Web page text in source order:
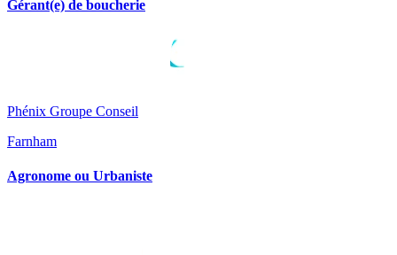
Gérant(e) de boucherie
Phénix Groupe Conseil
Farnham
Agronome ou Urbaniste